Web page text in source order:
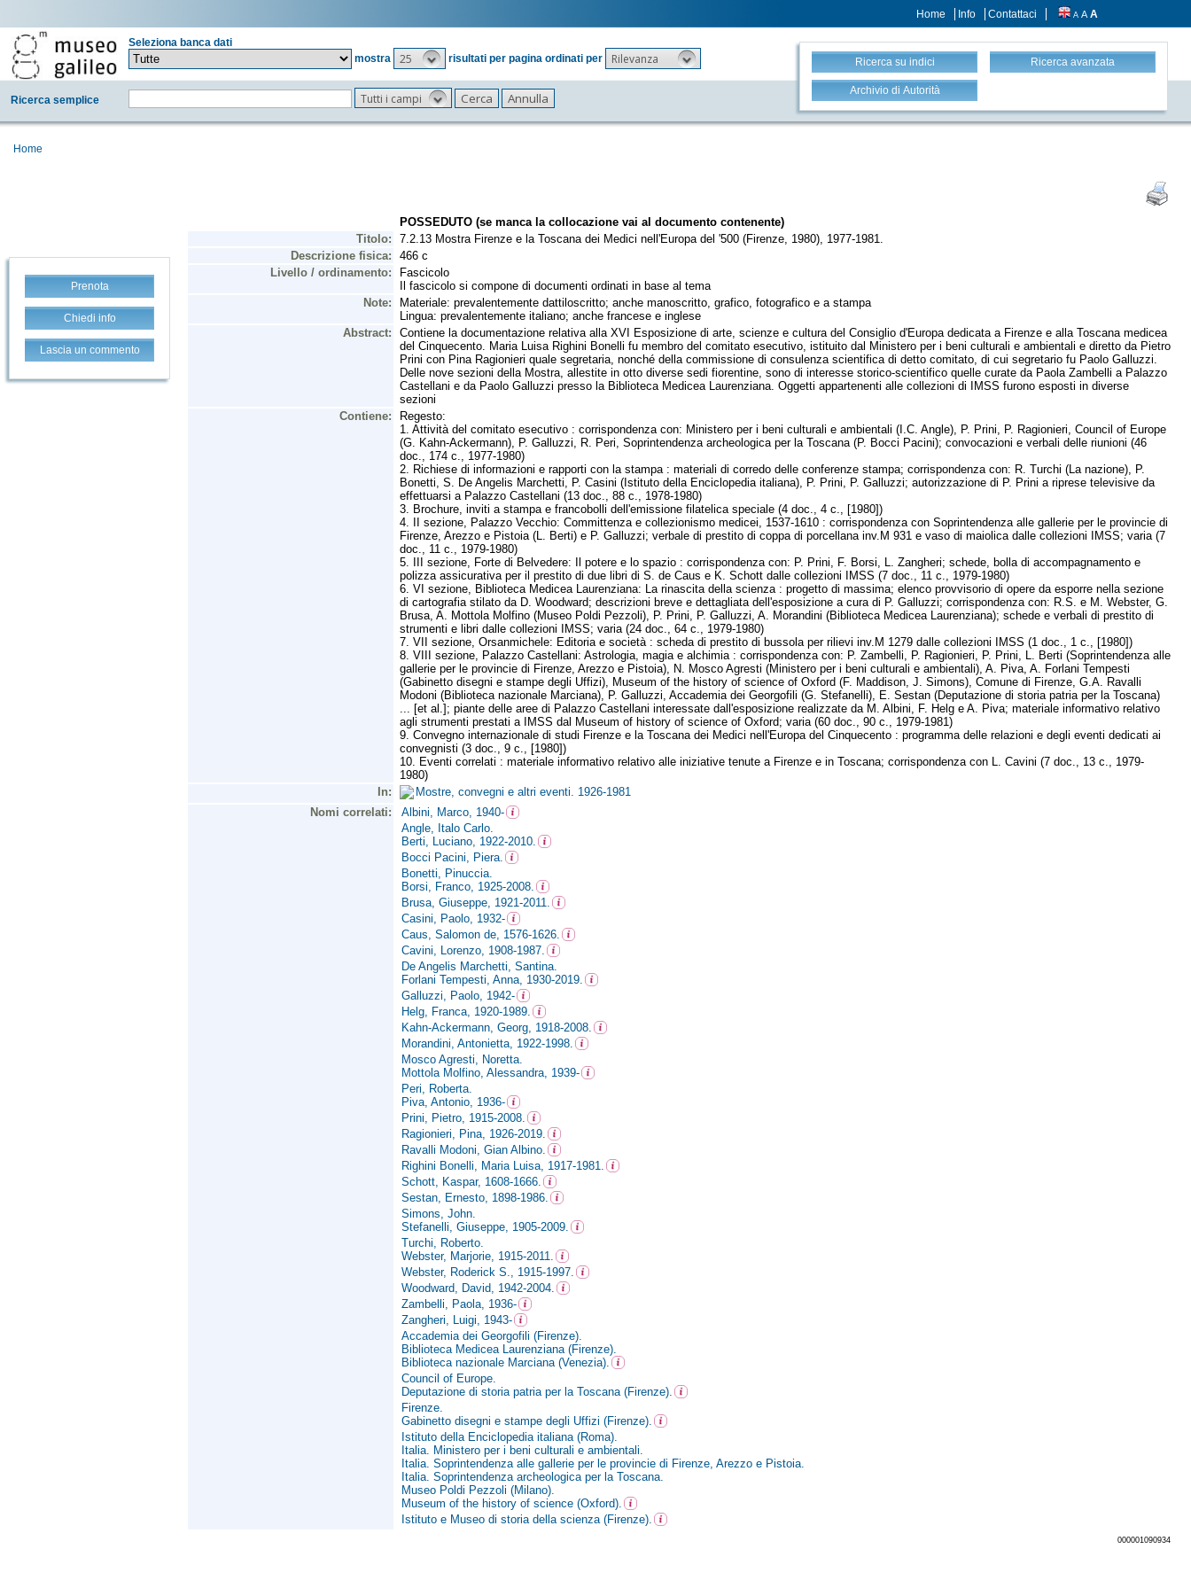
Home Info Contattaci A A A
Seleziona banca dati
mostra
25 risultati per pagina ordinati per Rilevanza
Ricerca semplice Tutti i campi
Ricerca su indici Ricerca avanzata
Archivio di Autorità
Home
Prenota
Chiedi info
Lascia un commento